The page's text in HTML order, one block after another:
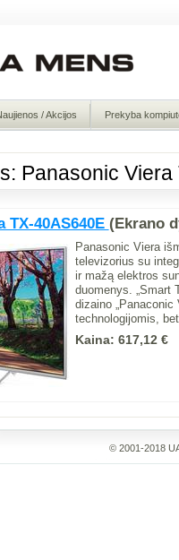
/ Akcijos Prekyba
Panasonic Viera
TX-40AS640E (Ekrano
Panasonic Viera
televizorius su
ir mažą elektros
duomenys. „Smart
dizaino
technologijomis,
Kaina: 617,12 €
© 2001-2018